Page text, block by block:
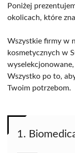
Poniżej
okolicach, które
Wszystkie firmy w
kosmetycznych w
Wszystko po to,
Twoim potrzebom.
1.